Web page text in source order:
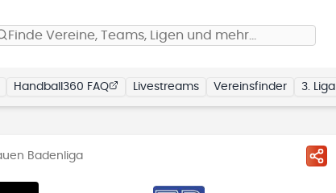
Finde Vereine, Teams, Ligen und mehr…
Handball360 FAQ Livestreams Vereinsfinder 3. Liga
Badenliga